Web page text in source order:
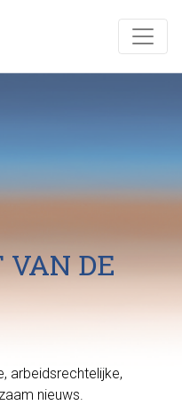
VAN DE
arbeidsrechtelijke,
nieuws.